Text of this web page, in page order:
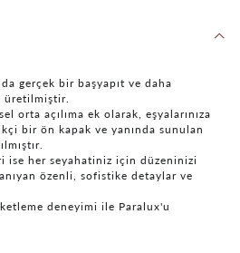
gerçek bir başyapıt ve daha
üretilmiştir.
orta açılıma ek olarak, eşyalarınıza
bir ön kapak ve yanında sunulan
ise her seyahatiniz için düzeninizi
özenli, sofistike detaylar ve
deneyimi ile Paralux'u